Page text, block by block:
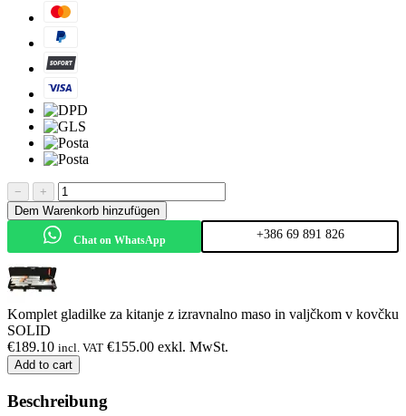
−
+
Dem Warenkorb hinzufügen
Chat on WhatsApp +386 69 891 826
Komplet gladilke za kitanje z izravnalno maso in valjčkom v kovčku
SOLID
€189.10 incl. VAT €155.00 exkl. MwSt.
Add to cart
Beschreibung